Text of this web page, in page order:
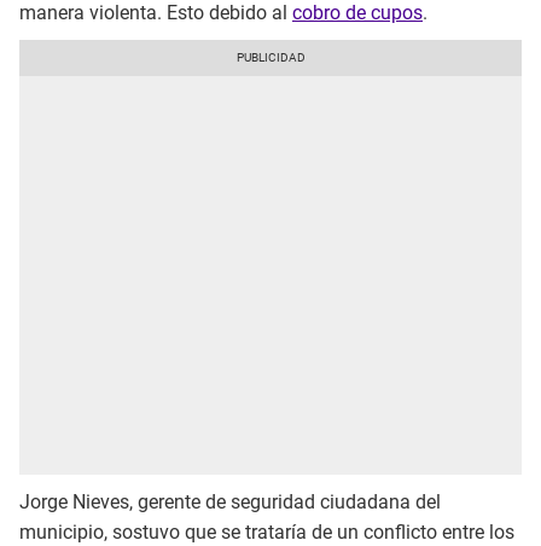
manera violenta. Esto debido al cobro de cupos.
Jorge Nieves, gerente de seguridad ciudadana del
municipio, sostuvo que se trataría de un conflicto entre los